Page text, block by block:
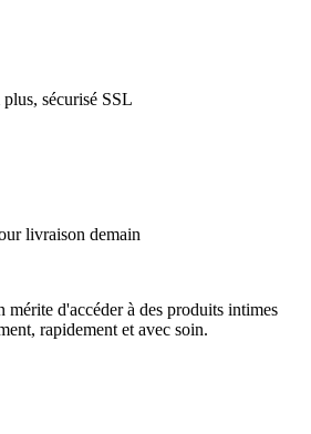
sécurisé SSL
livraison demain
mérite d'accéder à des produits intimes
rapidement et avec soin.